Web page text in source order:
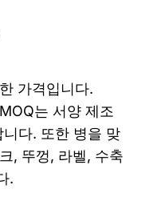
가격입니다.
는 서양 제조
니다. 또한 병을 맞
, 뚜껑, 라벨, 수축
.